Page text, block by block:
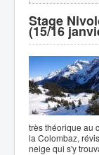
Stage
(15/16
très théorique au
la Colombaz,
neige qui s'y